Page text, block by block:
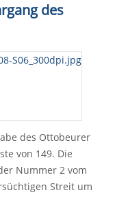
des
des Ottobeurer
von 149. Die
Nummer 2 vom
Streit um